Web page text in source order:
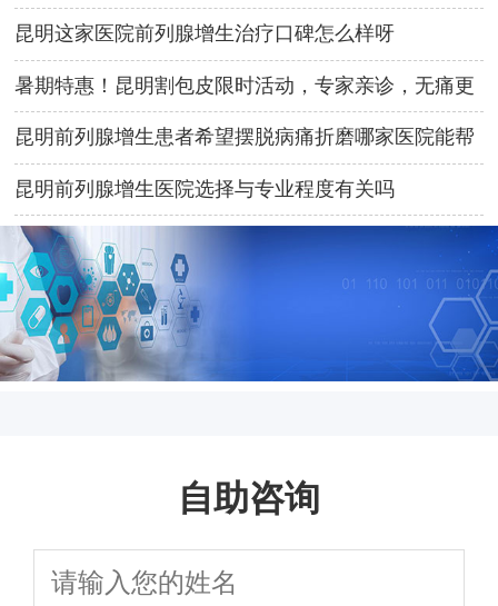
专属便利服务
昆明这家医院前列腺增生治疗口碑怎么样呀
暑期特惠！昆明割包皮限时活动，专家亲诊，无痛更
安心
昆明前列腺增生患者希望摆脱病痛折磨哪家医院能帮
助患者重获健康
昆明前列腺增生医院选择与专业程度有关吗
自助咨询